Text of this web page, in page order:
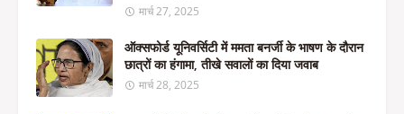
मार्च 27, 2025
ऑक्सफोर्ड यूनिवर्सिटी में ममता बनर्जी के भाषण के दौरान
छात्रों का हंगामा, तीखे सवालों का दिया जवाब
मार्च 28, 2025